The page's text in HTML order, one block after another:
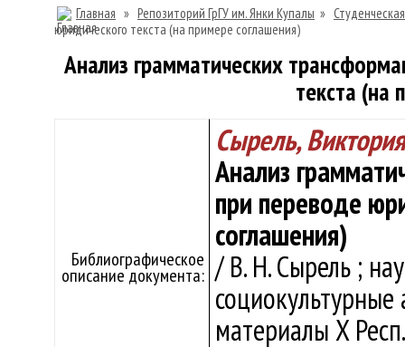
Главная » Репозиторий ГрГУ им. Янки Купалы »
юридического текста (на примере соглашения)
Анализ грамматических
текста (на
Библиографическое
описание документа:
Сырель,
Анализ
при переводе
соглашения)
/ В. Н. Сырель ;
материалы X